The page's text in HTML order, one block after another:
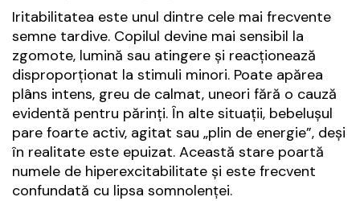
Iritabilitatea este unul dintre cele mai frecvente
semne tardive. Copilul devine mai sensibil la
zgomote, lumină sau atingere și reacționează
disproporționat la stimuli minori. Poate apărea
plâns intens, greu de calmat, uneori fără o cauză
evidentă pentru părinți. În alte situații, bebelușul
pare foarte activ, agitat sau „plin de energie”, deși
în realitate este epuizat. Această stare poartă
numele de hiperexcitabilitate și este frecvent
confundată cu lipsa somnolenței.